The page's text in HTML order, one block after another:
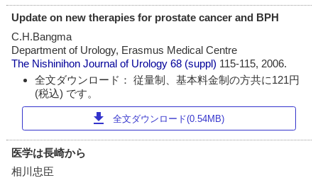
Update on new therapies for prostate cancer and BPH
C.H.Bangma
Department of Urology, Erasmus Medical Centre
The Nishinihon Journal of Urology 68 (suppl) 115-115, 2006.
全文ダウンロード： 従量制、基本料金制の方共に121円
(税込) です。
download 全文ダウンロード(0.54MB)
医学は長崎から
相川忠臣